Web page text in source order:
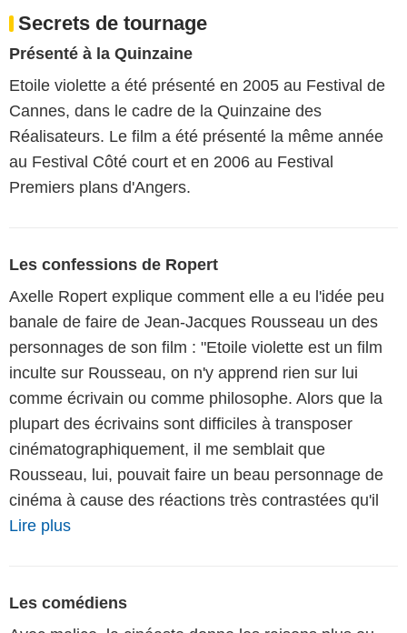
Secrets de tournage
Présenté à la Quinzaine
Etoile violette a été présenté en 2005 au Festival de
Cannes, dans le cadre de la Quinzaine des
Réalisateurs. Le film a été présenté la même année
au Festival Côté court et en 2006 au Festival
Premiers plans d'Angers.
Les confessions de Ropert
Axelle Ropert explique comment elle a eu l'idée peu
banale de faire de Jean-Jacques Rousseau un des
personnages de son film : "Etoile violette est un film
inculte sur Rousseau, on n'y apprend rien sur lui
comme écrivain ou comme philosophe. Alors que la
plupart des écrivains sont difficiles à transposer
cinématographiquement, il me semblait que
Rousseau, lui, pouvait faire un beau personnage de
cinéma à cause des réactions très contrastées qu'il
Lire plus
Les comédiens